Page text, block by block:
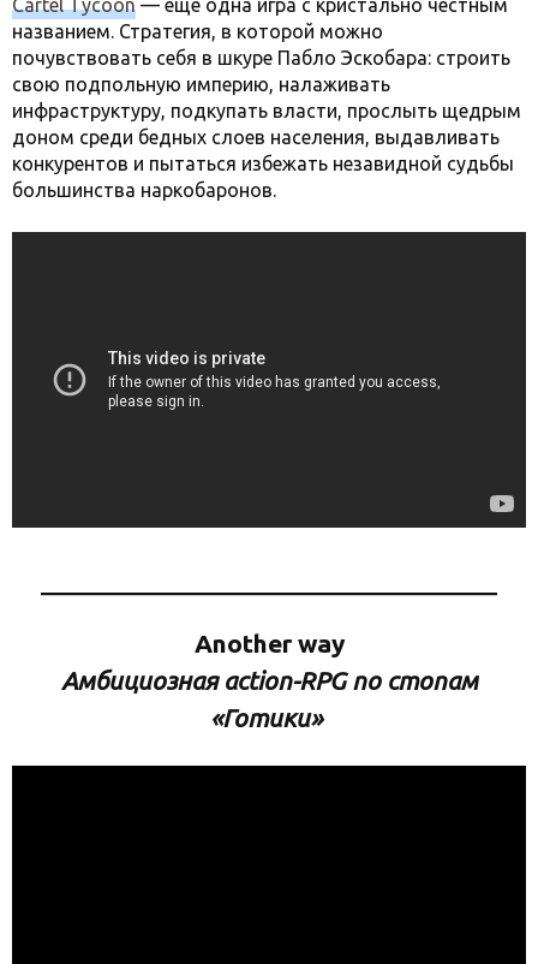
Cartel Tycoon — еще одна игра с кристально честным
названием. Стратегия, в которой можно
почувствовать себя в шкуре Пабло Эскобара: строить
свою подпольную империю, налаживать
инфраструктуру, подкупать власти, прослыть щедрым
доном среди бедных слоев населения, выдавливать
конкурентов и пытаться избежать незавидной судьбы
большинства наркобаронов.
Another way
Амбициозная action-RPG по стопам
«Готики»